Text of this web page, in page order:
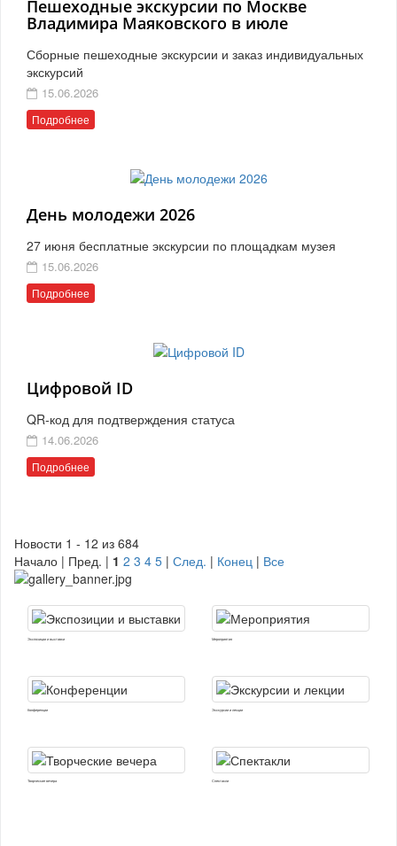
Пешеходные экскурсии по Москве
Владимира Маяковского в июле
Сборные пешеходные экскурсии и заказ индивидуальных
экскурсий
15.06.2026
Подробнее
День молодежи 2026
27 июня бесплатные экскурсии по площадкам музея
15.06.2026
Подробнее
Цифровой ID
QR-код для подтверждения статуса
14.06.2026
Подробнее
Новости 1 - 12 из 684
Начало | Пред. | 1 2 3 4 5 | След. | Конец | Все
Экспозиции и выставки Мероприятия
Конференции Экскурсии и лекции
Творческие вечера Спектакли